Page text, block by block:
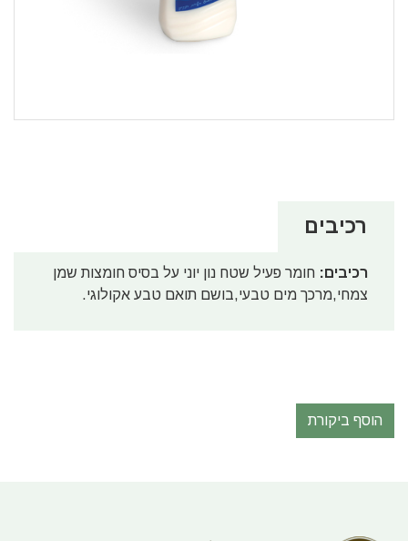
רכיבים
רכיבים: חומר פעיל שטח נון יוני על בסיס חומצות שמן
צמחי,מרכך מים טבעי,בושם תואם טבע אקולוגי.
הוסף ביקורת